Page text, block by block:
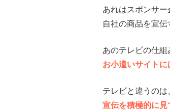
あれはスポンサー
自社の商品を宣伝
あのテレビの仕組
お小遣いサイト
テレビと違うのは
宣伝を積極的に見